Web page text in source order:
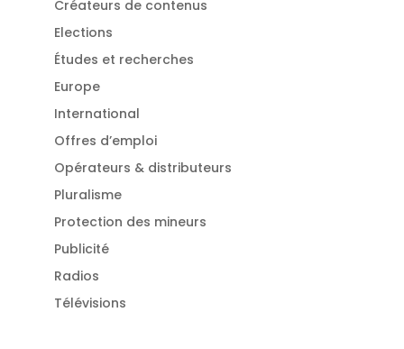
Créateurs de contenus
Elections
Études et recherches
Europe
International
Offres d’emploi
Opérateurs & distributeurs
Pluralisme
Protection des mineurs
Publicité
Radios
Télévisions